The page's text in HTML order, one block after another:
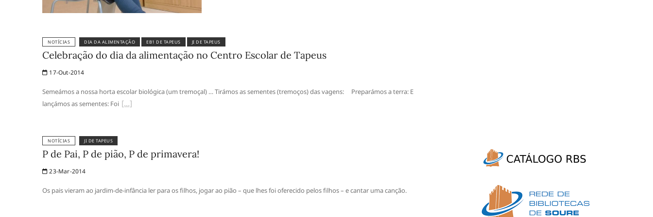
NOTÍCIAS DIA DA ALIMENTAÇÃO EB1 DE TAPEUS JI DE TAPEUS
Celebração do dia da alimentação no Centro Escolar de Tapeus
17-Out-2014
Semeámos a nossa horta escolar biológica (um tremoçal) … Tirámos as sementes (tremoços) das vagens: Preparámos a terra: E
lançámos as sementes: Foi
NOTÍCIAS JI DE TAPEUS
P de Pai, P de pião, P de primavera!
23-Mar-2014
Os pais vieram ao jardim-de-infância ler para os filhos, jogar ao pião – que lhes foi oferecido pelos filhos – e cantar uma canção.